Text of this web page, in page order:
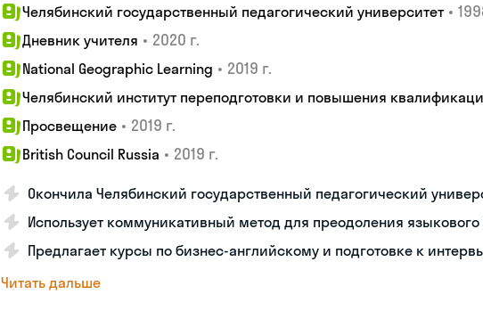
Челябинский государственный педагогический университет •
Дневник учителя • 2020 г.
National Geographic Learning • 2019 г.
Челябинский институт переподготовки и повышения
Просвещение • 2019 г.
British Council Russia • 2019 г.
Окончила Челябинский государственный педагогический
Использует коммуникативный метод для преодоления языкового
Предлагает курсы по бизнес-английскому и подготовке к
Читать дальше